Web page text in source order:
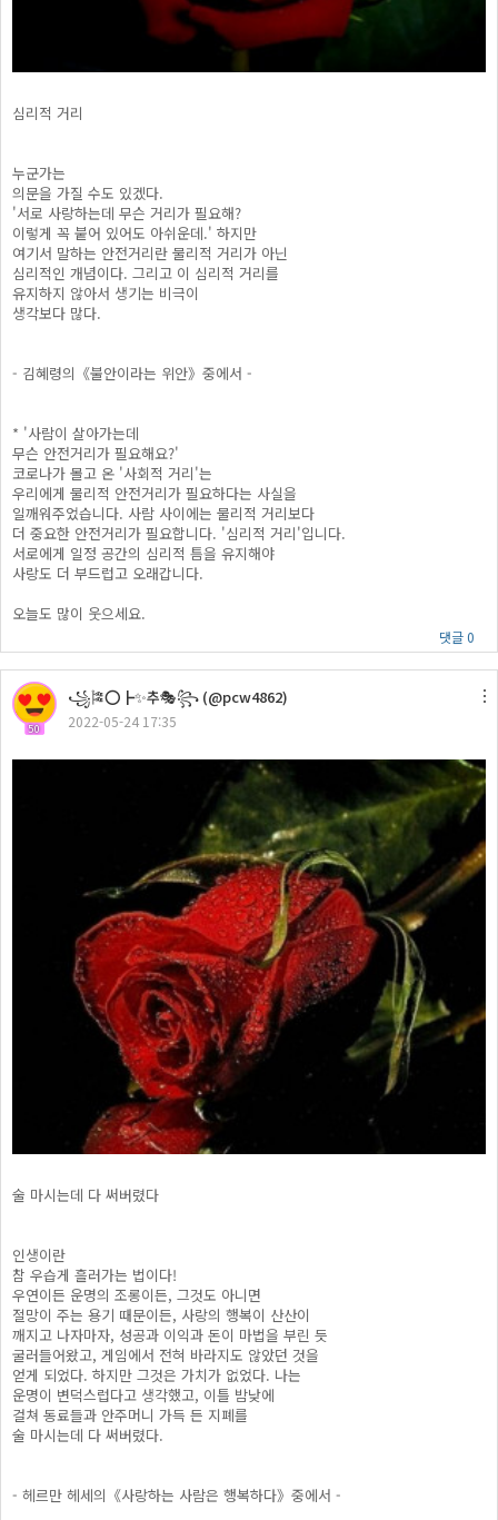
심리적 거리
누군가는
의문을 가질 수도 있겠다.
'서로 사랑하는데 무슨 거리가 필요해?
이렇게 꼭 붙어 있어도 아쉬운데.' 하지만
여기서 말하는 안전거리란 물리적 거리가 아닌
심리적인 개념이다. 그리고 이 심리적 거리를
유지하지 않아서 생기는 비극이
생각보다 많다.
- 김혜령의《불안이라는 위안》중에서 -
* '사람이 살아가는데
무슨 안전거리가 필요해요?'
코로나가 몰고 온 '사회적 거리'는
우리에게 물리적 안전거리가 필요하다는 사실을
일깨워주었습니다. 사람 사이에는 물리적 거리보다
더 중요한 안전거리가 필요합니다. '심리적 거리'입니다.
서로에게 일정 공간의 심리적 틈을 유지해야
사랑도 더 부드럽고 오래갑니다.
오늘도 많이 웃으세요.
댓글 0
50
꧁🎏⭕┣✨추🎭꧂ (@pcw4862)
2022-05-24 17:35
술 마시는데 다 써버렸다
인생이란
참 우습게 흘러가는 법이다!
우연이든 운명의 조롱이든, 그것도 아니면
절망이 주는 용기 때문이든, 사랑의 행복이 산산이
깨지고 나자마자, 성공과 이익과 돈이 마법을 부린 듯
굴러들어왔고, 게임에서 전혀 바라지도 않았던 것을
얻게 되었다. 하지만 그것은 가치가 없었다. 나는
운명이 변덕스럽다고 생각했고, 이틀 밤낮에
걸쳐 동료들과 안주머니 가득 든 지폐를
술 마시는데 다 써버렸다.
- 헤르만 헤세의《사랑하는 사람은 행복하다》중에서 -